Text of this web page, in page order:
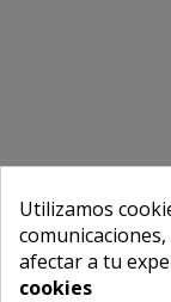
Utilizamos
afectar a tu
cookies